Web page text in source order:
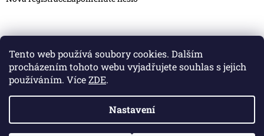
Tento web používá soubory cookies. Dalším
procházením tohoto webu vyjadřujete souhlas s jejich
používáním. VíceZDE.
Nastavení